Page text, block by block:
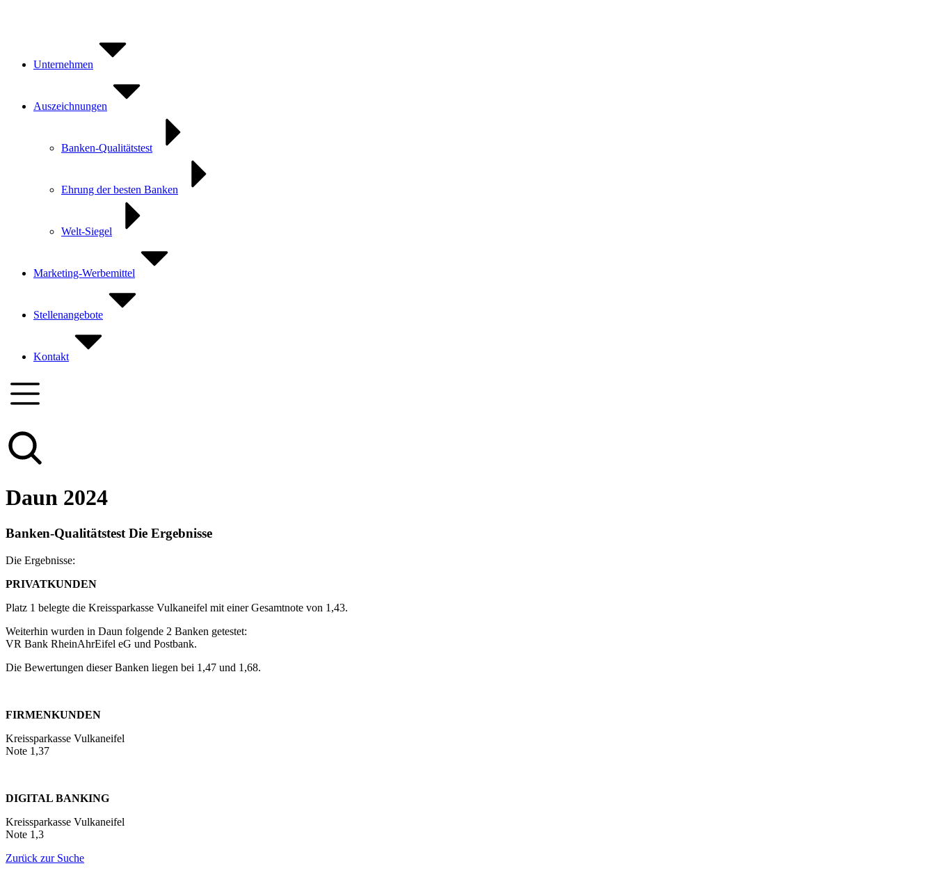
Unternehmen
Auszeichnungen
Banken-Qualitätstest
Ehrung der besten Banken
Welt-Siegel
Marketing-Werbemittel
Stellenangebote
Kontakt
Daun 2024
Banken-Qualitätstest Die Ergebnisse
Die Ergebnisse:
PRIVATKUNDEN
Platz 1 belegte die Kreissparkasse Vulkaneifel mit einer Gesamtnote von 1,43.
Weiterhin wurden in Daun folgende 2 Banken getestet:
VR Bank RheinAhrEifel eG und Postbank.
Die Bewertungen dieser Banken liegen bei 1,47 und 1,68.
FIRMENKUNDEN
Kreissparkasse Vulkaneifel
Note 1,37
DIGITAL BANKING
Kreissparkasse Vulkaneifel
Note 1,3
Zurück zur Suche